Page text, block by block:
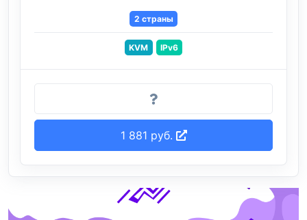
2 страны
KVM IPv6
1 881 руб.